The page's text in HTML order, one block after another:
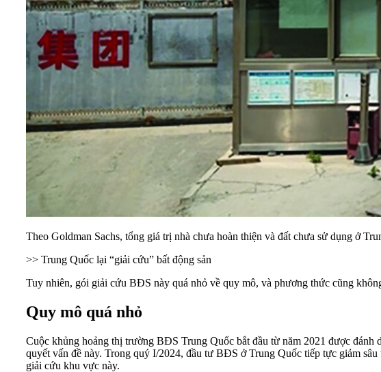
Theo Goldman Sachs, tổng giá trị nhà chưa hoàn thiện và đất chưa sử dụng ở
>> Trung Quốc lại “giải cứu” bất động sản
Tuy nhiên, gói giải cứu BĐS này quá nhỏ về quy mô, và phương thức cũng
Quy mô quá nhỏ
Cuộc khủng hoảng thị trường BĐS Trung Quốc bắt đầu từ năm 2021 được đánh
quyết vấn đề này. Trong quý I/2024, đầu tư BĐS ở Trung Quốc tiếp tực giảm
giải cứu khu vực này.